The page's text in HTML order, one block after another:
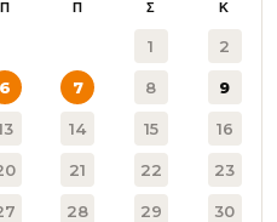
Π Π Σ Κ
1 2
6 7 8 9
14 15 16
21 22 23
28 29 30